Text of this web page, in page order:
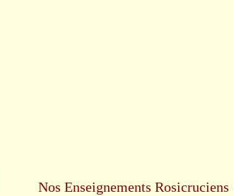
Nos Enseignements Rosicruciens